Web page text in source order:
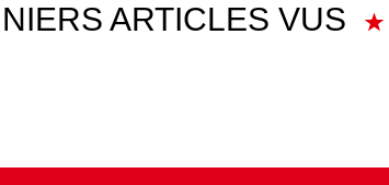
ARTICLES VUS